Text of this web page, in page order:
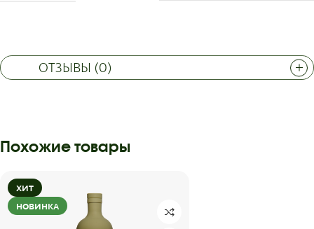
ОТЗЫВЫ (0)
Похожие товары
ХИТ
НОВИНКА